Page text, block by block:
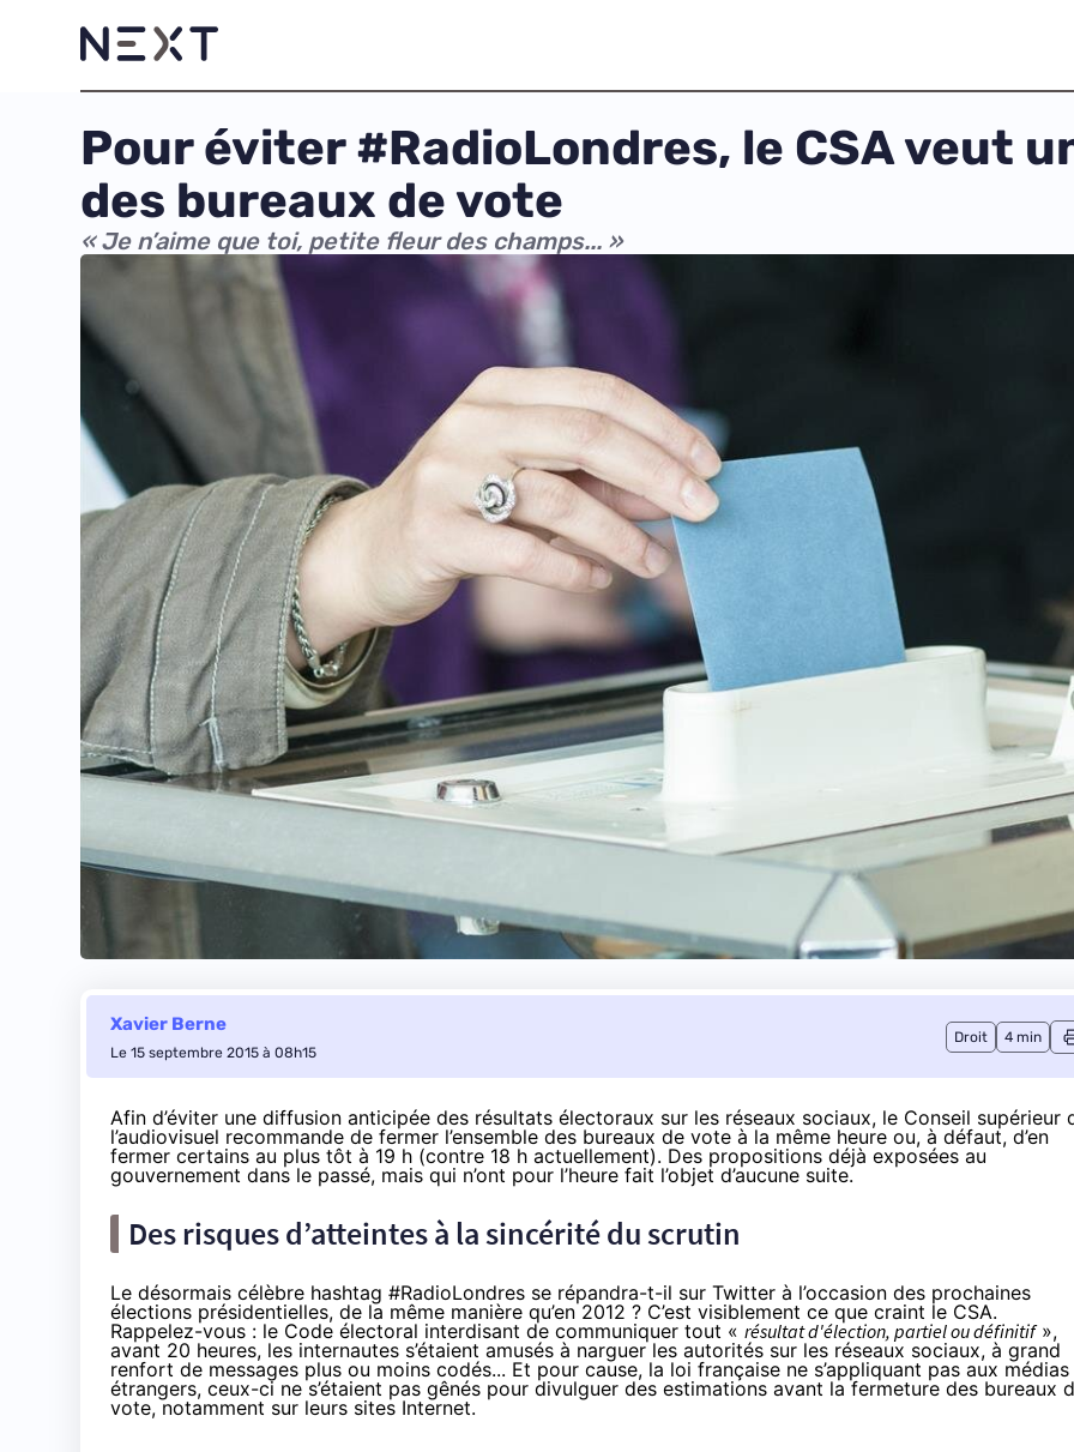
Pour éviter #RadioLondres, le CSA veut
des bureaux de vote
« Je n’aime que toi, petite fleur des champs... »
Xavier Berne
Le 15 septembre 2015 à 08h15
Droit 4 min
Afin d’éviter une diffusion anticipée des résultats électoraux sur les réseaux sociaux, le Conseil supérieur
l’audiovisuel recommande de fermer l’ensemble des bureaux de vote à la même heure ou, à défaut, d’en
fermer certains au plus tôt à 19 h (contre 18 h actuellement). Des propositions déjà exposées au
gouvernement dans le passé, mais qui n’ont pour l’heure fait l’objet d’aucune suite.
Des risques d’atteintes à la sincérité du scrutin
Le désormais célèbre hashtag #RadioLondres se répandra-t-il sur Twitter à l’occasion des prochaines
élections présidentielles, de la même manière qu’en 2012 ? C’est visiblement ce que craint le CSA.
Rappelez-vous : le Code électoral interdisant de communiquer tout « résultat d'élection, partiel ou définitif»,
avant 20 heures, les internautes s’étaient amusés à narguer les autorités sur les réseaux sociaux, à grand
renfort de messages plus ou moins codés... Et pour cause, la loi française ne s’appliquant pas aux médias
étrangers, ceux-ci ne s’étaient pas gênés pour divulguer des estimations avant la fermeture des bureaux
vote, notamment sur leurs sites Internet.